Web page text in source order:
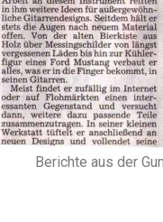
Berichte aus der